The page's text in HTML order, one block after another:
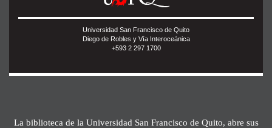
Universidad San Francisco de Quito
Diego de Robles y Vía Interoceánica
+593 2 297 1700
La biblioteca de la Universidad San Francisco de Quito, abre sus